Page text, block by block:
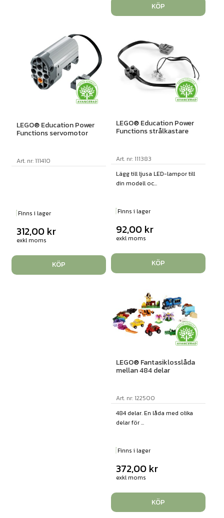
KÖP
LEGO® Education Power
Functions servomotor
Art. nr: 111410
Finns i lager
312,00 kr
exkl moms
KÖP
LEGO® Education Power
Functions strålkastare
Art. nr: 111383
Lägg till ljusa LED-lampor till
din modell oc...
Finns i lager
92,00 kr
exkl moms
KÖP
LEGO® Fantasiklosslåda
mellan 484 delar
Art. nr: 122500
484 delar. En låda med olika
delar för ...
Finns i lager
372,00 kr
exkl moms
KÖP